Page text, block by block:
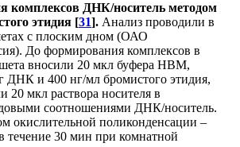
комплексов ДНК/носитель методом
этидия [31]. Анализ проводили в
с плоским дном (ОАО
До формирования комплексов в
вносили 20 мкл буфера НВМ,
ДНК и 400 нг/мл бромистого этидия,
20 мкл раствора носителя в
соотношениями ДНК/носитель.
окислительной поликонденсации ‒
течение 30 мин при комнатной